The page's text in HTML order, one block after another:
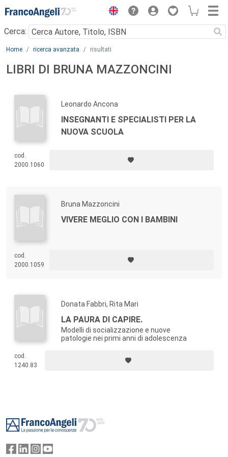
Menu
Cerca:
Main content
Home ricerca avanzata risultati
LIBRI DI BRUNA MAZZONCINI
Leonardo Ancona
INSEGNANTI E SPECIALISTI PER LA
NUOVA SCUOLA
cod.
2000.1060
Bruna Mazzoncini
VIVERE MEGLIO CON I BAMBINI
cod.
2000.1059
Donata Fabbri, Rita Mari
LA PAURA DI CAPIRE.
Modelli di socializzazione e nuove
patologie nei primi anni di adolescenza
cod.
1240.83